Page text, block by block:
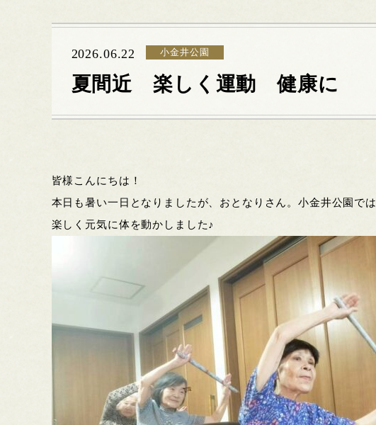
2026.06.22 小金井公園
夏間近 楽しく運動 健康に
皆様こんにちは！
本日も暑い一日となりましたが、おとなりさん。小金井公園では
楽しく元気に体を動かしました♪